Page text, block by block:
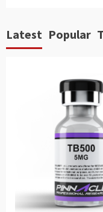
Latest Popular